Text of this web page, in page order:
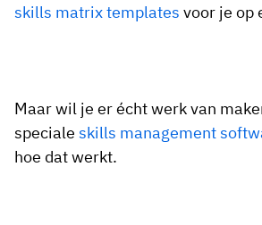
skills matrix templates voor je op
Maar wil je er écht werk van
speciale skills management
hoe dat werkt.